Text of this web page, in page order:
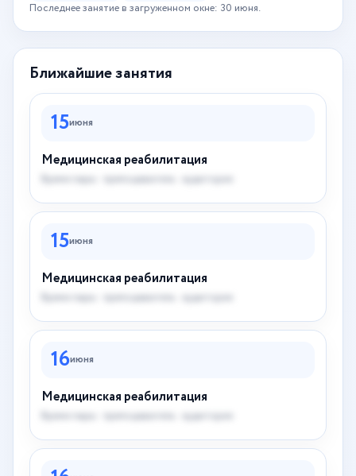
Последнее занятие в загруженном окне: 30 июня.
Ближайшие занятия
15июня
Медицинская реабилитация
Время пары · преподаватель · аудитория
15июня
Медицинская реабилитация
Время пары · преподаватель · аудитория
16июня
Медицинская реабилитация
Время пары · преподаватель · аудитория